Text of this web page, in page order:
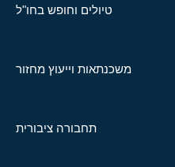
טיולים וחופש בחו"ל
משכנתאות וייעוץ מחזור
תחבורה ציבורית